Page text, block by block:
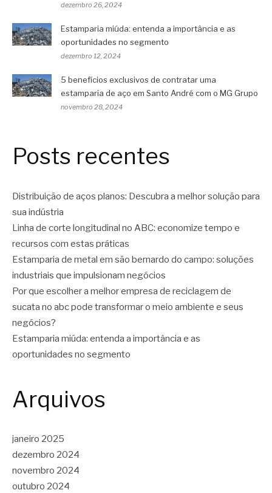
dezembro 26, 2024
Estamparia miúda: entenda a importância e as
oportunidades no segmento
dezembro 12, 2024
5 benefícios exclusivos de contratar uma
estamparia de aço em Santo André com o MG Grupo
novembro 28, 2024
Posts recentes
Distribuição de aços planos: Descubra a melhor solução para
sua indústria
Linha de corte longitudinal no ABC: economize tempo e
recursos com estas práticas
Estamparia de metal em são bernardo do campo: soluções
industriais que impulsionam negócios
Por que escolher a melhor empresa de reciclagem de
sucata no abc pode transformar o meio ambiente e seus
negócios?
Estamparia miúda: entenda a importância e as
oportunidades no segmento
Arquivos
janeiro 2025
dezembro 2024
novembro 2024
outubro 2024